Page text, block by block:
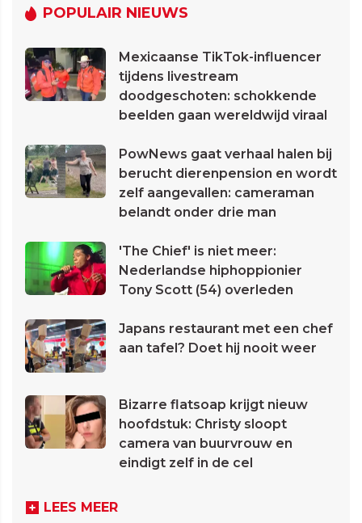
POPULAIR NIEUWS
Mexicaanse TikTok-influencer
tijdens livestream
doodgeschoten: schokkende
beelden gaan wereldwijd viraal
PowNews gaat verhaal halen bij
berucht dierenpension en wordt
zelf aangevallen: cameraman
belandt onder drie man
'The Chief' is niet meer:
Nederlandse hiphoppionier
Tony Scott (54) overleden
Japans restaurant met een chef
aan tafel? Doet hij nooit weer
Bizarre flatsoap krijgt nieuw
hoofdstuk: Christy sloopt
camera van buurvrouw en
eindigt zelf in de cel
LEES MEER